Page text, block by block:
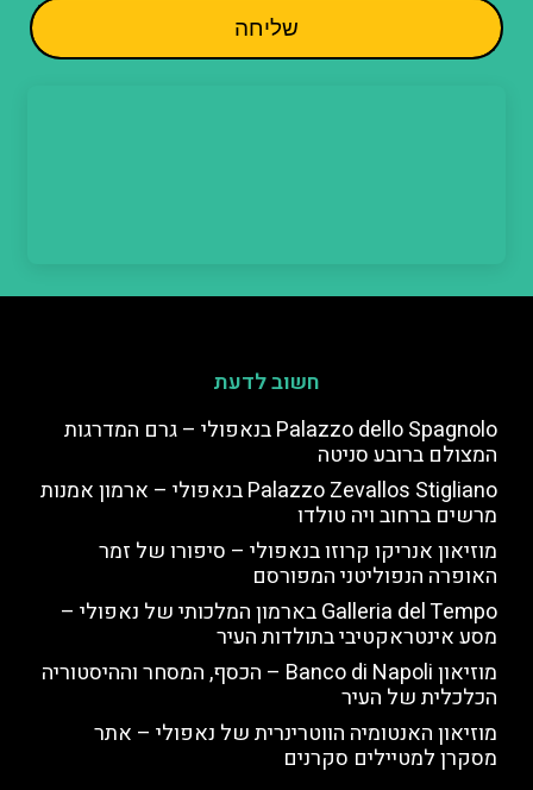
שליחה
חשוב לדעת
Palazzo dello Spagnolo בנאפולי – גרם המדרגות
המצולם ברובע סניטה
Palazzo Zevallos Stigliano בנאפולי – ארמון אמנות
מרשים ברחוב ויה טולדו
מוזיאון אנריקו קרוזו בנאפולי – סיפורו של זמר
האופרה הנפוליטני המפורסם
Galleria del Tempo בארמון המלכותי של נאפולי –
מסע אינטראקטיבי בתולדות העיר
מוזיאון Banco di Napoli – הכסף, המסחר וההיסטוריה
הכלכלית של העיר
מוזיאון האנטומיה הווטרינרית של נאפולי – אתר
מסקרן למטיילים סקרנים